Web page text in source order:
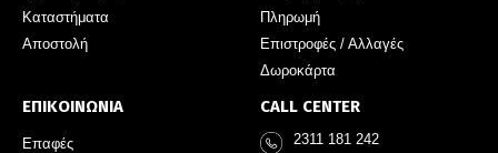
Καταστήματα
Αποστολή
Πληρωμή
Επιστροφές / Αλλαγές
Δωροκάρτα
ΕΠΙΚΟΙΝΩΝΙΑ
Επαφές
CALL CENTER
2311 181 242